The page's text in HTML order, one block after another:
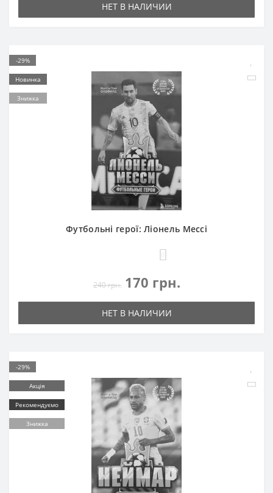
НЕТ В НАЛИЧИИ
-29%
Новинка
Знижка
Футбольні герої: Ліонель Мессі
240 грн. 170 грн.
НЕТ В НАЛИЧИИ
-29%
Акція
Рекомендуємо
Знижка